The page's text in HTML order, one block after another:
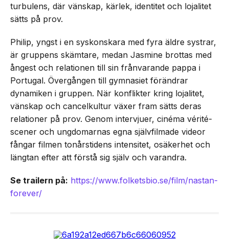
turbulens, där vänskap, kärlek, identitet och lojalitet
sätts på prov.
Philip, yngst i en syskonskara med fyra äldre systrar,
är gruppens skämtare, medan Jasmine brottas med
ångest och relationen till sin frånvarande pappa i
Portugal. Övergången till gymnasiet förändrar
dynamiken i gruppen. När konflikter kring lojalitet,
vänskap och cancelkultur växer fram sätts deras
relationer på prov. Genom intervjuer, cinéma vérité-
scener och ungdomarnas egna självfilmade videor
fångar filmen tonårstidens intensitet, osäkerhet och
längtan efter att förstå sig själv och varandra.
Se trailern på: https://www.folketsbio.se/film/nastan-
forever/